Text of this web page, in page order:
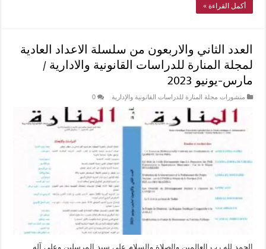
أكمل القراءة »
العدد الثاني والاربعون من سلسلة الاعداد العادية
لمجلة المنارة للدراسات القانونية والادارية /
مارس-يونيو 2023
منشورات مجلة المنارة للدراسات القانونية والإدارية 0
الحمد لله رب العالمين والصلاة والسلام على سيد المرسلين وعلى آله